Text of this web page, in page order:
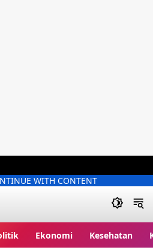
WITH CONTENT
Ekonomi Kesehatan